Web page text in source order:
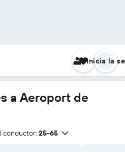
Inicia la
a Aeroport de
conductor: 25-65